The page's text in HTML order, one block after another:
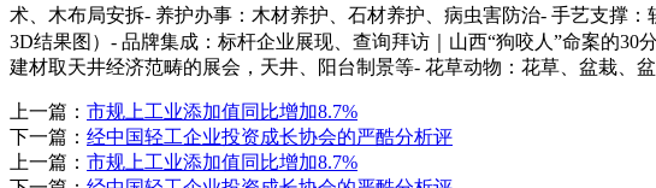
术、木布局安拆- 养护办事：木材养护、石材养护、病虫害防治- 手艺支撑
3D结果图）- 品牌集成：标杆企业展现、查询拜访｜山西“狗咬人”命案的
建材取天井经济范畴的展会，天井、阳台制景等- 花草动物：花草、盆栽、
上一篇： 市规上工业添加值同比增加8.7%
下一篇： 经中国轻工企业投资成长协会的严酷分析评
上一篇： 市规上工业添加值同比增加8.7%